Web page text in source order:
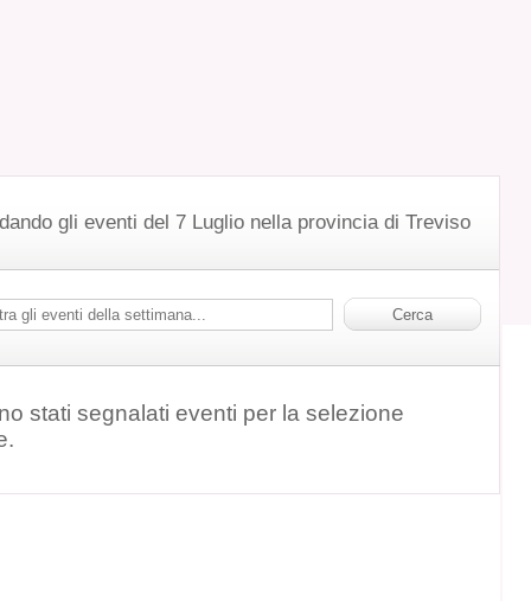
gli eventi del 7 Luglio nella provincia di Treviso
stati segnalati eventi per la selezione